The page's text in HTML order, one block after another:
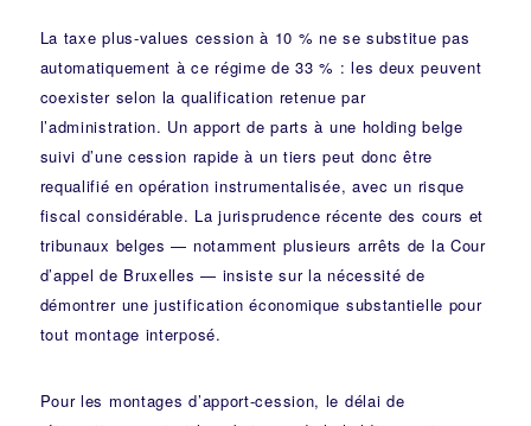
La taxe plus-values cession à 10 % ne se substitue pas
automatiquement à ce régime de 33 % : les deux peuvent
coexister selon la qualification retenue par
l’administration. Un apport de parts à une holding belge
suivi d’une cession rapide à un tiers peut donc être
requalifié en opération instrumentalisée, avec un risque
fiscal considérable. La jurisprudence récente des cours et
tribunaux belges — notamment plusieurs arrêts de la Cour
d’appel de Bruxelles — insiste sur la nécessité de
démontrer une justification économique substantielle pour
tout montage interposé.
Pour les montages d’apport-cession, le délai de